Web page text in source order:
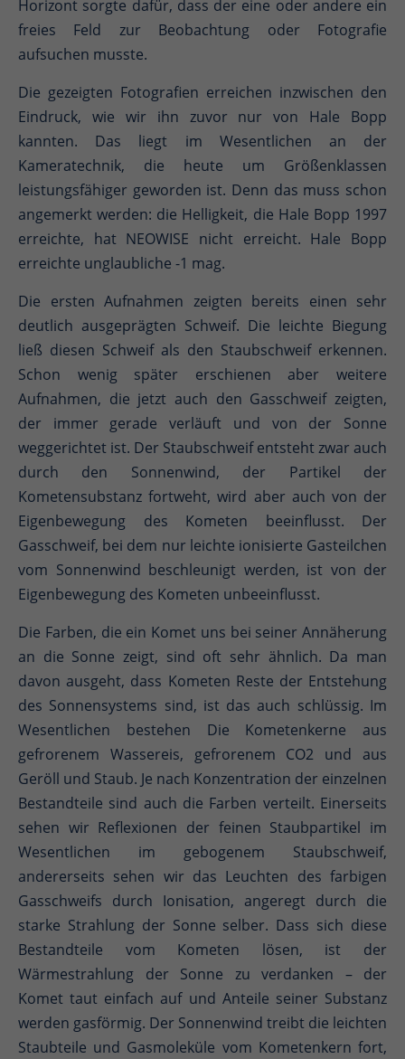
Horizont sorgte dafür, dass der eine oder andere ein
freies Feld zur Beobachtung oder Fotografie
aufsuchen musste.
Die gezeigten Fotografien erreichen inzwischen den
Eindruck, wie wir ihn zuvor nur von Hale Bopp
kannten. Das liegt im Wesentlichen an der
Kameratechnik, die heute um Größenklassen
leistungsfähiger geworden ist. Denn das muss schon
angemerkt werden: die Helligkeit, die Hale Bopp 1997
erreichte, hat NEOWISE nicht erreicht. Hale Bopp
erreichte unglaubliche -1 mag.
Die ersten Aufnahmen zeigten bereits einen sehr
deutlich ausgeprägten Schweif. Die leichte Biegung
ließ diesen Schweif als den Staubschweif erkennen.
Schon wenig später erschienen aber weitere
Aufnahmen, die jetzt auch den Gasschweif zeigten,
der immer gerade verläuft und von der Sonne
weggerichtet ist. Der Staubschweif entsteht zwar auch
durch den Sonnenwind, der Partikel der
Kometensubstanz fortweht, wird aber auch von der
Eigenbewegung des Kometen beeinflusst. Der
Gasschweif, bei dem nur leichte ionisierte Gasteilchen
vom Sonnenwind beschleunigt werden, ist von der
Eigenbewegung des Kometen unbeeinflusst.
Die Farben, die ein Komet uns bei seiner Annäherung
an die Sonne zeigt, sind oft sehr ähnlich. Da man
davon ausgeht, dass Kometen Reste der Entstehung
des Sonnensystems sind, ist das auch schlüssig. Im
Wesentlichen bestehen Die Kometenkerne aus
gefrorenem Wassereis, gefrorenem CO2 und aus
Geröll und Staub. Je nach Konzentration der einzelnen
Bestandteile sind auch die Farben verteilt. Einerseits
sehen wir Reflexionen der feinen Staubpartikel im
Wesentlichen im gebogenem Staubschweif,
andererseits sehen wir das Leuchten des farbigen
Gasschweifs durch Ionisation, angeregt durch die
starke Strahlung der Sonne selber. Dass sich diese
Bestandteile vom Kometen lösen, ist der
Wärmestrahlung der Sonne zu verdanken – der
Komet taut einfach auf und Anteile seiner Substanz
werden gasförmig. Der Sonnenwind treibt die leichten
Staubteile und Gasmoleküle vom Kometenkern fort,